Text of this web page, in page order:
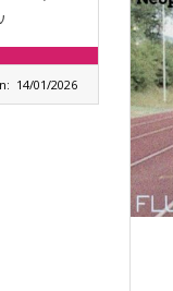
14/01/2026